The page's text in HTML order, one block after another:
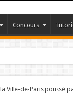
Concours
Ville-de-Paris poussé